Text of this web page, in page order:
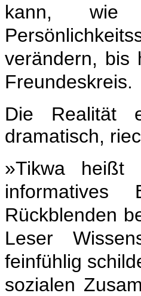
kann, wie
verändern, bis
Freundeskreis.
Die Realität
dramatisch,
»Tikwa heißt
informatives
Rückblenden
Leser
feinfühlig
sozialen